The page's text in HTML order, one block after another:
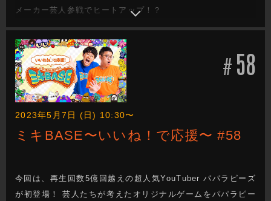
メーカー芸人参戦でヒートアップ！？
# 58
2023年5月7日 (日) 10:30〜
ミキBASE〜いいね！で応援〜 #58
今回は、再生回数5億回越えの超人気YouTuber パパラピーズ
が初登場！ 芸人たちが考えたオリジナルゲームをパパラピー